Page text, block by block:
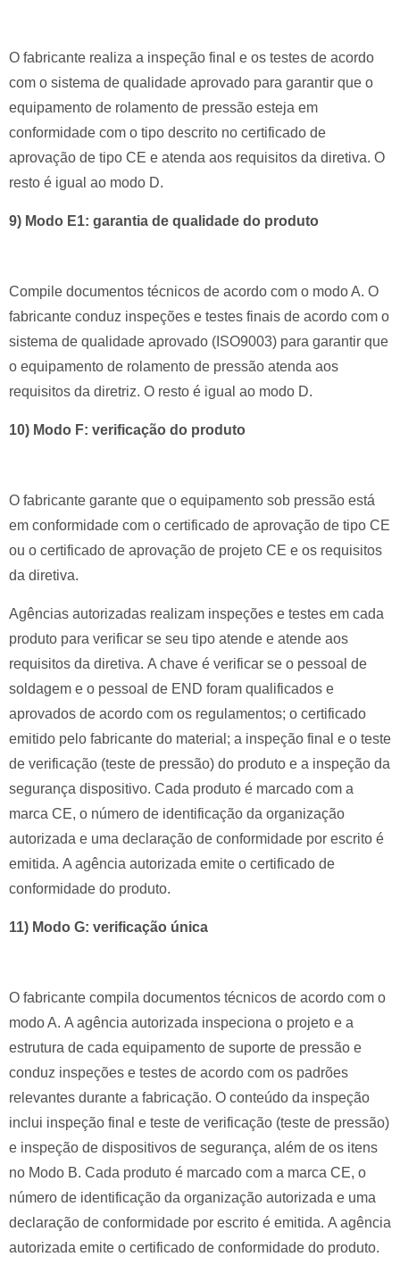
O fabricante realiza a inspeção final e os testes de acordo
com o sistema de qualidade aprovado para garantir que o
equipamento de rolamento de pressão esteja em
conformidade com o tipo descrito no certificado de
aprovação de tipo CE e atenda aos requisitos da diretiva. O
resto é igual ao modo D.
9) Modo E1: garantia de qualidade do produto
Compile documentos técnicos de acordo com o modo A. O
fabricante conduz inspeções e testes finais de acordo com o
sistema de qualidade aprovado (ISO9003) para garantir que
o equipamento de rolamento de pressão atenda aos
requisitos da diretriz. O resto é igual ao modo D.
10) Modo F: verificação do produto
O fabricante garante que o equipamento sob pressão está
em conformidade com o certificado de aprovação de tipo CE
ou o certificado de aprovação de projeto CE e os requisitos
da diretiva.
Agências autorizadas realizam inspeções e testes em cada
produto para verificar se seu tipo atende e atende aos
requisitos da diretiva. A chave é verificar se o pessoal de
soldagem e o pessoal de END foram qualificados e
aprovados de acordo com os regulamentos; o certificado
emitido pelo fabricante do material; a inspeção final e o teste
de verificação (teste de pressão) do produto e a inspeção da
segurança dispositivo. Cada produto é marcado com a
marca CE, o número de identificação da organização
autorizada e uma declaração de conformidade por escrito é
emitida. A agência autorizada emite o certificado de
conformidade do produto.
11) Modo G: verificação única
O fabricante compila documentos técnicos de acordo com o
modo A. A agência autorizada inspeciona o projeto e a
estrutura de cada equipamento de suporte de pressão e
conduz inspeções e testes de acordo com os padrões
relevantes durante a fabricação. O conteúdo da inspeção
inclui inspeção final e teste de verificação (teste de pressão)
e inspeção de dispositivos de segurança, além de os itens
no Modo B. Cada produto é marcado com a marca CE, o
número de identificação da organização autorizada e uma
declaração de conformidade por escrito é emitida. A agência
autorizada emite o certificado de conformidade do produto.